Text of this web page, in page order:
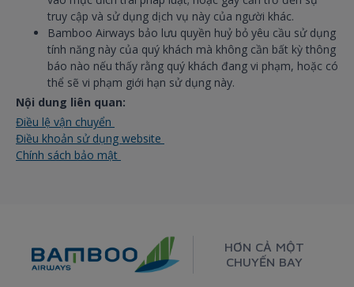
truy cập và sử dụng dịch vụ này của người khác.
Bamboo Airways bảo lưu quyền huỷ bỏ yêu cầu sử dụng
tính năng này của quý khách mà không cần bất kỳ thông
báo nào nếu thấy rằng quý khách đang vi phạm, hoặc có
thể sẽ vi phạm giới hạn sử dụng này.
Nội dung liên quan:
Điều lệ vận chuyển
Điều khoản sử dụng website
Chính sách bảo mật
HƠN CẢ MỘT
CHUYẾN BAY